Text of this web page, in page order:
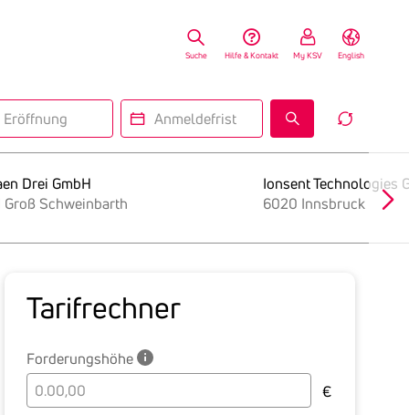
Suche Hilfe & Kontakt My KSV English
Anmeldefrist
Search
Drei GmbH
Groß Schweinbarth
Ionsent Technologies
6020 Innsbruck
Tarif­rechner
Forderungshöhe
€